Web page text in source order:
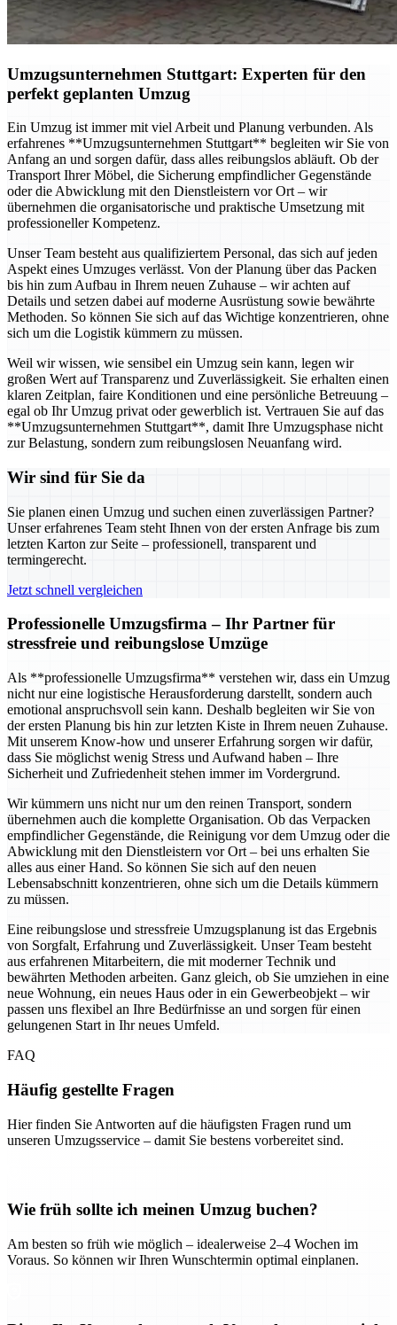
Umzugsunternehmen Stuttgart: Experten für den
perfekt geplanten Umzug
Ein Umzug ist immer mit viel Arbeit und Planung verbunden. Als
erfahrenes **Umzugsunternehmen Stuttgart** begleiten wir Sie von
Anfang an und sorgen dafür, dass alles reibungslos abläuft. Ob der
Transport Ihrer Möbel, die Sicherung empfindlicher Gegenstände
oder die Abwicklung mit den Dienstleistern vor Ort – wir
übernehmen die organisatorische und praktische Umsetzung mit
professioneller Kompetenz.
Unser Team besteht aus qualifiziertem Personal, das sich auf jeden
Aspekt eines Umzuges verlässt. Von der Planung über das Packen
bis hin zum Aufbau in Ihrem neuen Zuhause – wir achten auf
Details und setzen dabei auf moderne Ausrüstung sowie bewährte
Methoden. So können Sie sich auf das Wichtige konzentrieren, ohne
sich um die Logistik kümmern zu müssen.
Weil wir wissen, wie sensibel ein Umzug sein kann, legen wir
großen Wert auf Transparenz und Zuverlässigkeit. Sie erhalten einen
klaren Zeitplan, faire Konditionen und eine persönliche Betreuung –
egal ob Ihr Umzug privat oder gewerblich ist. Vertrauen Sie auf das
**Umzugsunternehmen Stuttgart**, damit Ihre Umzugsphase nicht
zur Belastung, sondern zum reibungslosen Neuanfang wird.
Wir sind für Sie da
Sie planen einen Umzug und suchen einen zuverlässigen Partner?
Unser erfahrenes Team steht Ihnen von der ersten Anfrage bis zum
letzten Karton zur Seite – professionell, transparent und
termingerecht.
Jetzt schnell vergleichen
Professionelle Umzugsfirma – Ihr Partner für
stressfreie und reibungslose Umzüge
Als **professionelle Umzugsfirma** verstehen wir, dass ein Umzug
nicht nur eine logistische Herausforderung darstellt, sondern auch
emotional anspruchsvoll sein kann. Deshalb begleiten wir Sie von
der ersten Planung bis hin zur letzten Kiste in Ihrem neuen Zuhause.
Mit unserem Know-how und unserer Erfahrung sorgen wir dafür,
dass Sie möglichst wenig Stress und Aufwand haben – Ihre
Sicherheit und Zufriedenheit stehen immer im Vordergrund.
Wir kümmern uns nicht nur um den reinen Transport, sondern
übernehmen auch die komplette Organisation. Ob das Verpacken
empfindlicher Gegenstände, die Reinigung vor dem Umzug oder die
Abwicklung mit den Dienstleistern vor Ort – bei uns erhalten Sie
alles aus einer Hand. So können Sie sich auf den neuen
Lebensabschnitt konzentrieren, ohne sich um die Details kümmern
zu müssen.
Eine reibungslose und stressfreie Umzugsplanung ist das Ergebnis
von Sorgfalt, Erfahrung und Zuverlässigkeit. Unser Team besteht
aus erfahrenen Mitarbeitern, die mit moderner Technik und
bewährten Methoden arbeiten. Ganz gleich, ob Sie umziehen in eine
neue Wohnung, ein neues Haus oder in ein Gewerbeobjekt – wir
passen uns flexibel an Ihre Bedürfnisse an und sorgen für einen
gelungenen Start in Ihr neues Umfeld.
FAQ
Häufig gestellte Fragen
Hier finden Sie Antworten auf die häufigsten Fragen rund um
unseren Umzugsservice – damit Sie bestens vorbereitet sind.
Wie früh sollte ich meinen Umzug buchen?
Am besten so früh wie möglich – idealerweise 2–4 Wochen im
Voraus. So können wir Ihren Wunschtermin optimal einplanen.